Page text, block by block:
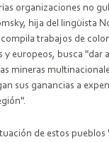
organizaciones no
hija del lingüista
trabajos de
y europeos, busca "dar
mineras
sus ganancias a
de estos pueblos